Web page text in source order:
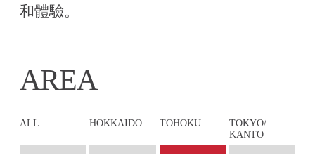
和體驗。
AREA
ALL HOKKAIDO TOHOKU
TOKYO/
KANTO